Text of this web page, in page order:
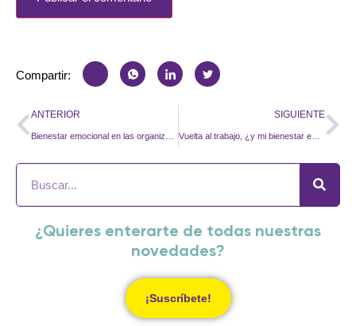
Compartir:
ANTERIOR
Bienestar emocional en las organizaciones: Cinco años
SIGUIENTE
Vuelta al trabajo, ¿y mi bienestar emocional dónde quedó?
¿Quieres enterarte de todas nuestras
novedades?
¡Suscríbete!